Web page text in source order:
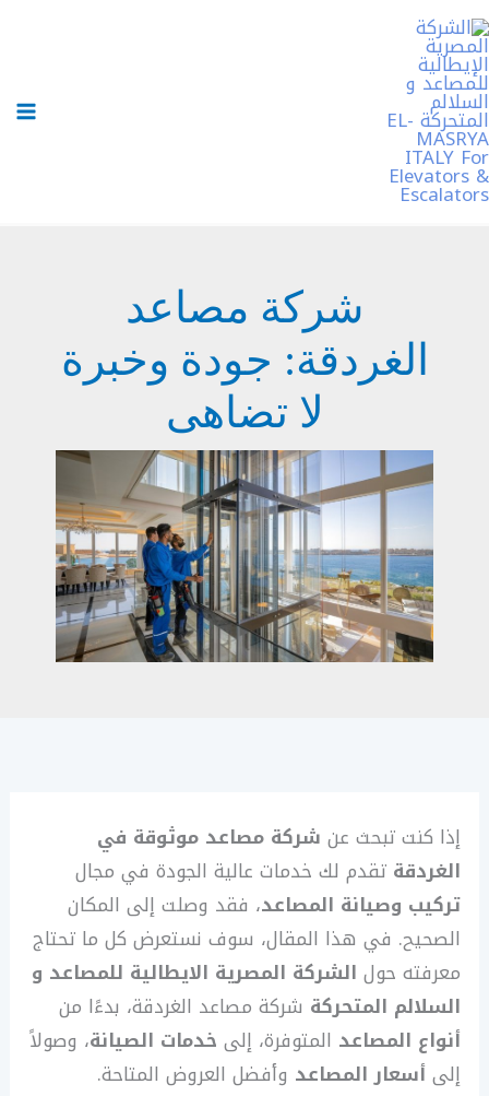
تخطي
إلى
المحتوى
شركة مصاعد
الغردقة: جودة وخبرة
لا تضاهى
إذا كنت تبحث عن شركة مصاعد موثوقة في
الغردقة تقدم لك خدمات عالية الجودة في مجال
تركيب وصيانة المصاعد، فقد وصلت إلى المكان
الصحيح. في هذا المقال، سوف نستعرض كل ما تحتاج
معرفته حول الشركة المصرية الايطالية للمصاعد و
السلالم المتحركة شركة مصاعد الغردقة، بدءًا من
أنواع المصاعد المتوفرة، إلى خدمات الصيانة، وصولاً
إلى أسعار المصاعد وأفضل العروض المتاحة.